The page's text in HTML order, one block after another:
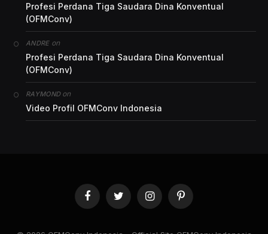
Profesi Perdana Tiga Saudara Dina Konventual
(OFMConv)
ANDREon
Profesi Perdana Tiga Saudara Dina Konventual
(OFMConv)
RAYMONDon
Video Profil OFMConv Indonesia
FacebookTwitter InstagramPinterest